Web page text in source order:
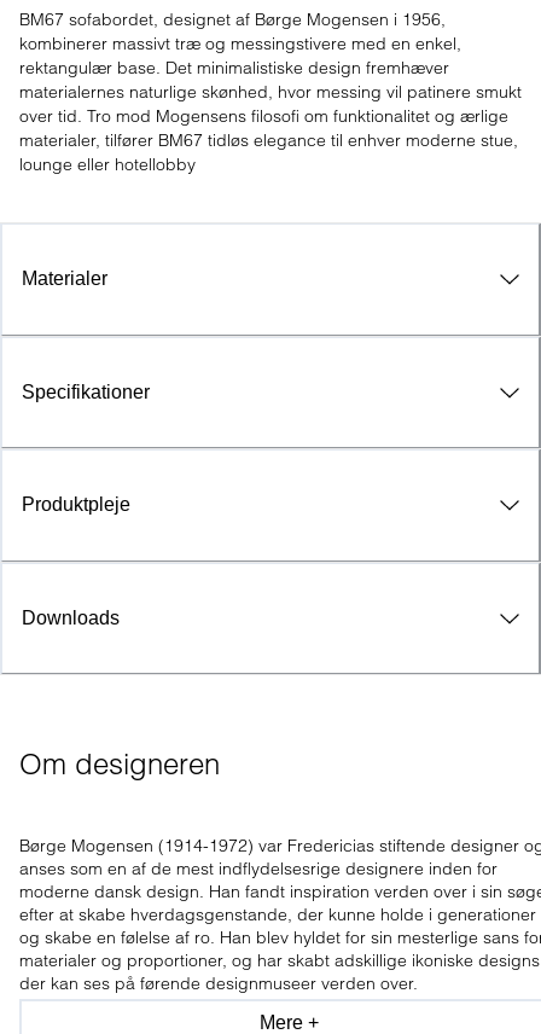
BM67 sofabordet, designet af Børge Mogensen i 1956,
kombinerer massivt træ og messingstivere med en enkel,
rektangulær base. Det minimalistiske design fremhæver
materialernes naturlige skønhed, hvor messing vil patinere smukt
over tid. Tro mod Mogensens filosofi om funktionalitet og ærlige
materialer, tilfører BM67 tidløs elegance til enhver moderne stue,
lounge eller hotellobby
Materialer
Specifikationer
Produktpleje
Downloads
Om designeren
Børge Mogensen (1914-1972) var Fredericias stiftende designer
anses som en af de mest indflydelsesrige designere inden for
moderne dansk design. Han fandt inspiration verden over i sin
efter at skabe hverdagsgenstande, der kunne holde i generationer
og skabe en følelse af ro. Han blev hyldet for sin mesterlige sans
materialer og proportioner, og har skabt adskillige ikoniske
der kan ses på førende designmuseer verden over.
Mere +